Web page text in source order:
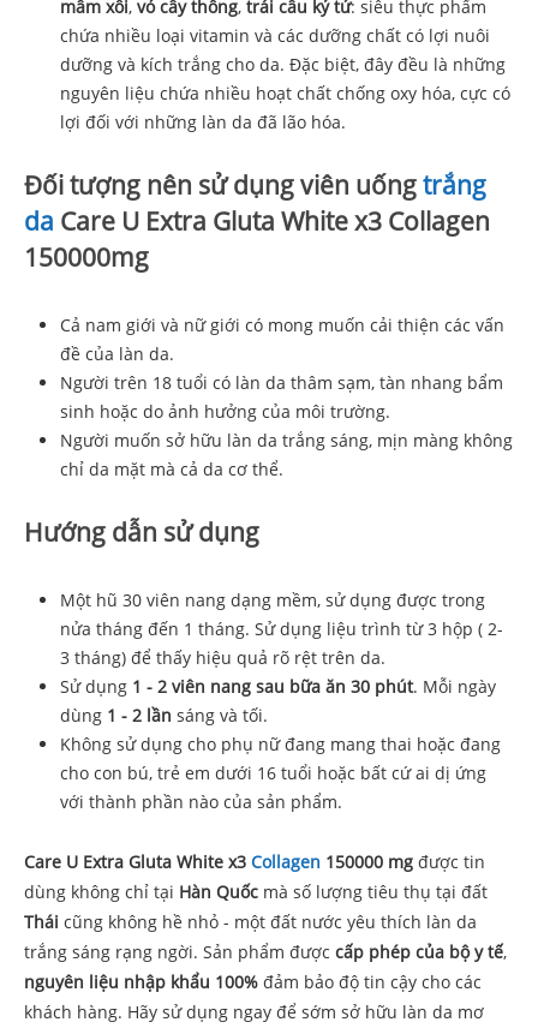
mâm xôi, vỏ cây thông, trái câu kỷ tử: siêu thực phẩm
chứa nhiều loại vitamin và các dưỡng chất có lợi nuôi
dưỡng và kích trắng cho da. Đặc biệt, đây đều là những
nguyên liệu chứa nhiều hoạt chất chống oxy hóa, cực có
lợi đối với những làn da đã lão hóa.
Đối tượng nên sử dụng viên uốngtrắng
da Care U Extra Gluta White x3 Collagen
150000mg
Cả nam giới và nữ giới có mong muốn cải thiện các vấn
đề của làn da.
Người trên 18 tuổi có làn da thâm sạm, tàn nhang bẩm
sinh hoặc do ảnh hưởng của môi trường.
Người muốn sở hữu làn da trắng sáng, mịn màng không
chỉ da mặt mà cả da cơ thể.
Hướng dẫn sử dụng
Một hũ 30 viên nang dạng mềm, sử dụng được trong
nửa tháng đến 1 tháng. Sử dụng liệu trình từ 3 hộp ( 2-
3 tháng) để thấy hiệu quả rõ rệt trên da.
Sử dụng 1 - 2 viên nang sau bữa ăn 30 phút. Mỗi ngày
dùng 1 - 2 lần sáng và tối.
Không sử dụng cho phụ nữ đang mang thai hoặc đang
cho con bú, trẻ em dưới 16 tuổi hoặc bất cứ ai dị ứng
với thành phần nào của sản phẩm.
Care U Extra Gluta White x3 Collagen 150000 mg được tin
dùng không chỉ tại Hàn Quốc mà số lượng tiêu thụ tại đất
Thái cũng không hề nhỏ - một đất nước yêu thích làn da
trắng sáng rạng ngời. Sản phẩm được cấp phép của bộ y tế,
nguyên liệu nhập khẩu 100% đảm bảo độ tin cậy cho các
khách hàng. Hãy sử dụng ngay để sớm sở hữu làn da mơ